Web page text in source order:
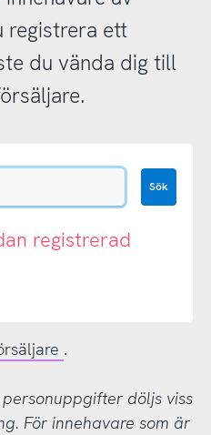
registrera ett
du vända dig till
Sök
registrerad
.
döljs viss
För innehavare som är